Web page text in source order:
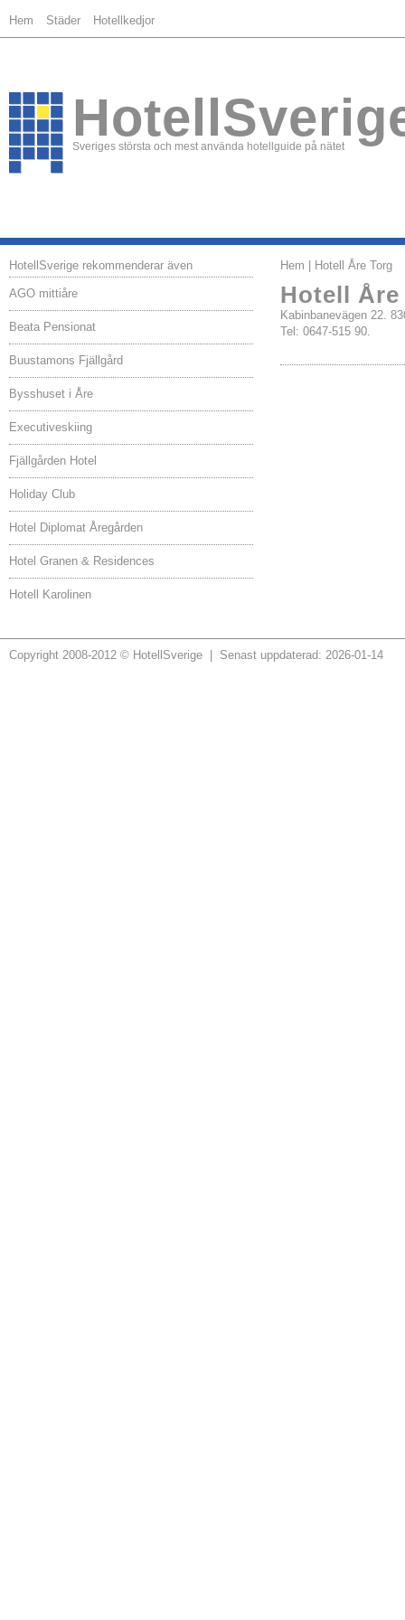
Hem Städer Hotellkedjor
Sveriges största och mest använda hotellguide på nätet
HotellSverige rekommenderar även
AGO mittiåre
Beata Pensionat
Buustamons Fjällgård
Bysshuset i Åre
Executiveskiing
Fjällgården Hotel
Holiday Club
Hotel Diplomat Åregården
Hotel Granen & Residences
Hotell Karolinen
Hem | Hotell Åre Torg
Hotell Åre
Kabinbanevägen 22.
Tel: 0647-515 90.
Copyright 2008-2012 © HotellSverige | Senast uppdaterad: 2026-01-14